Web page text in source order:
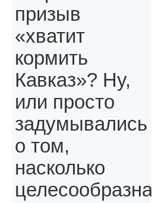
призыв
«хватит
кормить
Кавказ»? Ну,
или просто
задумывались
о том,
насколько
целесообразна